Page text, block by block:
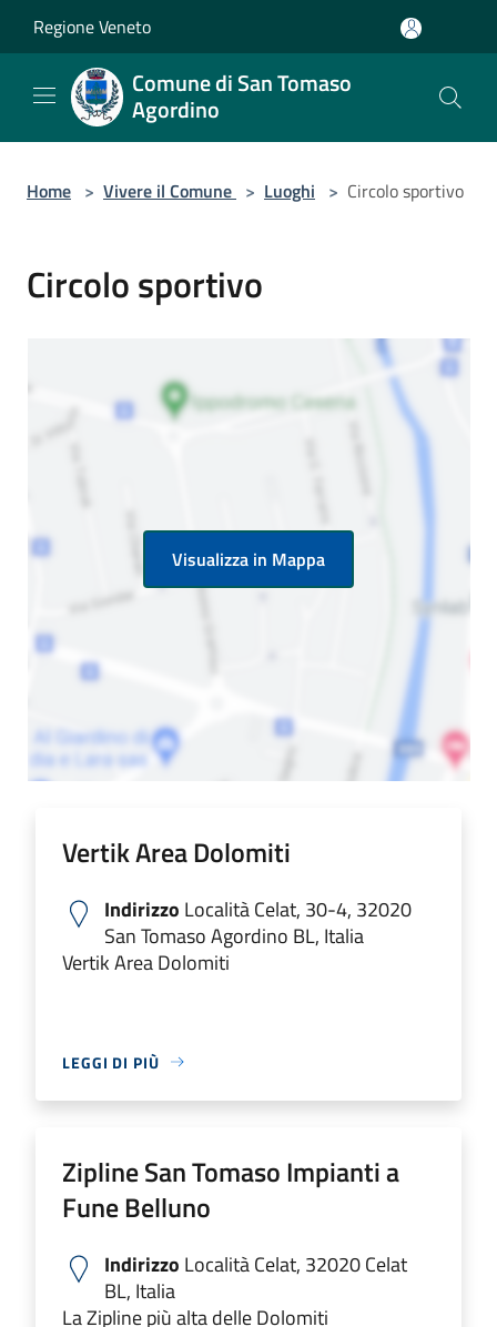
Regione Veneto
Comune di San Tomaso
Agordino
Home > Vivere il Comune > Luoghi > Circolo sportivo
Circolo sportivo
Visualizza in Mappa
Vertik Area Dolomiti
Indirizzo Località Celat, 30-4, 32020
San Tomaso Agordino BL, Italia
Vertik Area Dolomiti
LEGGI DI PIÙ
Zipline San Tomaso Impianti a
Fune Belluno
Indirizzo Località Celat, 32020 Celat
BL, Italia
La Zipline più alta delle Dolomiti